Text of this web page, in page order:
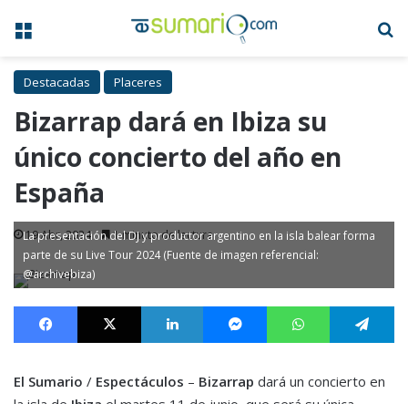
Menú
Destacadas Placeres
Bizarrap dará en Ibiza su
único concierto del año en
España
19 Abr, 2024 1 minuto de lectura
La presentación del DJ y productor argentino en la isla balear forma
parte de su Live Tour 2024 (Fuente de imagen referencial:
@archivebiza)
Facebook X LinkedIn MessengerWhatsApp
El Sumario / Espectáculos – Bizarrap dará un concierto en